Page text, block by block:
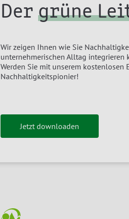
Der grüne
Wir zeigen Ihnen wie Sie
unternehmerischen Alltag integrieren
Werden Sie mit unserem kostenlosen
Nachhaltigkeitspionier!
Jetzt downloaden